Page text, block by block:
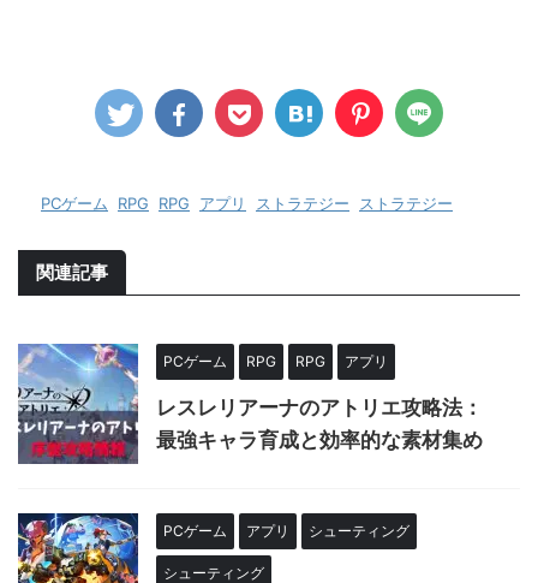
PCゲーム RPG RPG アプリ ストラテジー ストラテジー
関連記事
PCゲーム RPG RPG アプリ
レスレリアーナのアトリエ攻略法：
最強キャラ育成と効率的な素材集め
PCゲーム アプリ シューティング
シューティング